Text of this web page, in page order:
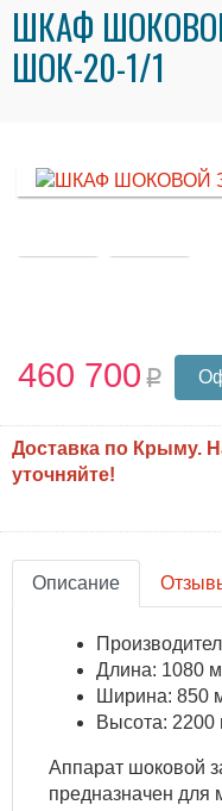
ШКАФ
ШОК-20-1/1
460 700
Доставка по Крыму.
уточняйте!
Описание
Длина: 1080
Ширина: 850
Высота: 2200
Аппарат шоковой
предназначен для